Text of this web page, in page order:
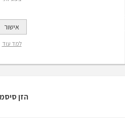
אימייל:
לקבלת הנחות, מבצעים ומידע על
הזן
אישור
למד עוד